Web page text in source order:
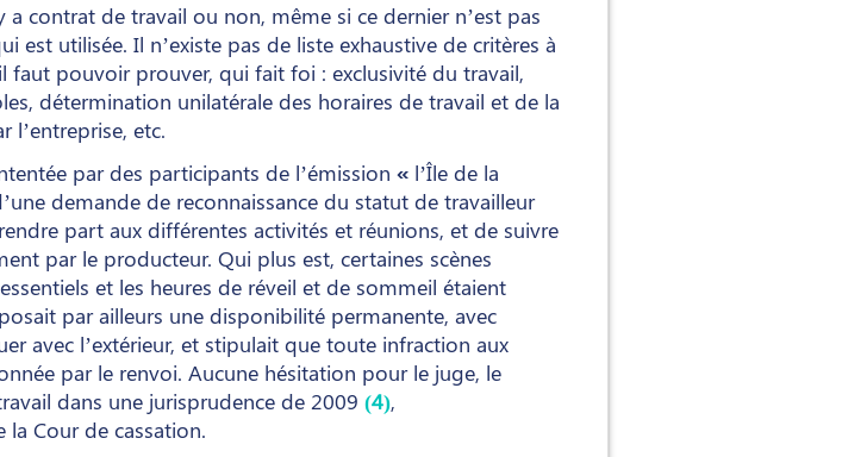
a contrat de travail ou non, même si ce dernier n’est pas
est utilisée. Il n’existe pas de liste exhaustive de critères à
faut pouvoir prouver, qui fait foi : exclusivité du travail,
détermination unilatérale des horaires de travail et de la
l’entreprise, etc.
par des participants de l’émission « l’Île de la
demande de reconnaissance du statut de travailleur
part aux différentes activités et réunions, et de suivre
par le producteur. Qui plus est, certaines scènes
et les heures de réveil et de sommeil étaient
par ailleurs une disponibilité permanente, avec
avec l’extérieur, et stipulait que toute infraction aux
par le renvoi. Aucune hésitation pour le juge, le
dans une jurisprudence de 2009 (4),
Cour de cassation.